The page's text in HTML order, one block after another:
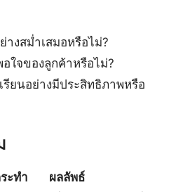
างสม่ำเสมอหรือไม่?
ใจของลูกค้าหรือไม่?
รียนอย่างมีประสิทธิภาพหรือ
ะทำ
ผลลัพธ์